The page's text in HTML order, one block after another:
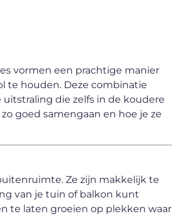
vormen een prachtige manier
te houden. Deze combinatie
die zelfs in de koudere
goed samengaan en hoe je ze
Ze zijn makkelijk te
van je tuin of balkon kunt
te laten groeien op plekken waar